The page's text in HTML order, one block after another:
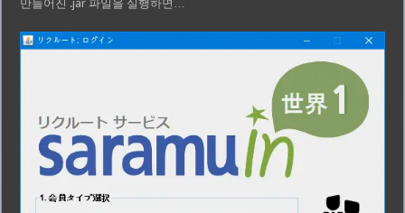
만들어진 .jar 파일을 실행하면…